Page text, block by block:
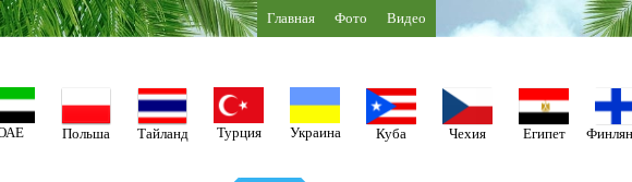
Главная Фото Видео
Польша Тайланд Турция Украина Куба Чехия Египет Финляндия